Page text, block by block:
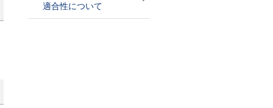
適合性について